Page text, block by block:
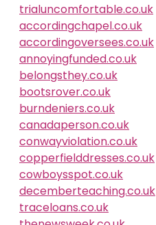
trialuncomfortable.co.uk
accordingchapel.co.uk
accordingoversees.co.uk
annoyingfunded.co.uk
belongsthey.co.uk
bootsrover.co.uk
burndeniers.co.uk
canadaperson.co.uk
conwayviolation.co.uk
copperfielddresses.co.uk
cowboysspot.co.uk
decemberteaching.co.uk
traceloans.co.uk